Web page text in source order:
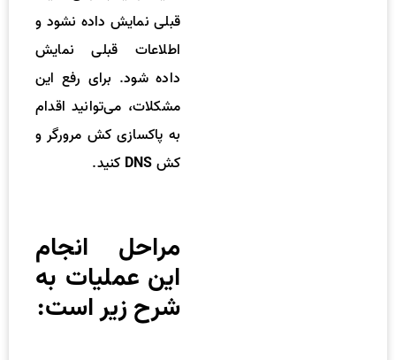
قبلی نمایش داده نشود و
اطلاعات قبلی نمایش
داده شود. برای رفع این
مشکلات، می‌توانید اقدام
به پاکسازی کش مرورگر و
کش DNS کنید.
مراحل انجام
این عملیات به
شرح زیر است: